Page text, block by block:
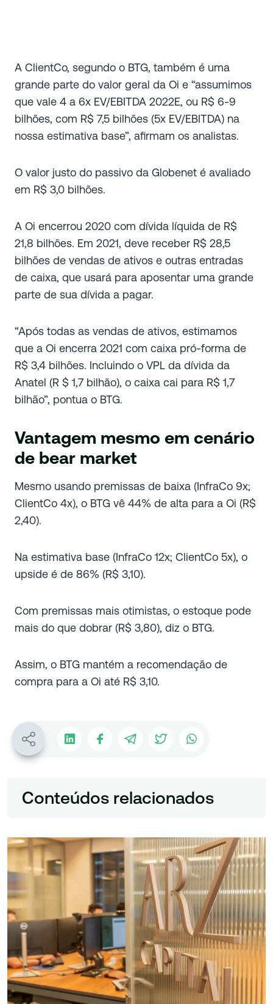
A ClientCo, segundo o BTG, também é uma
grande parte do valor geral da Oi e “assumimos
que vale 4 a 6x EV/EBITDA 2022E, ou R$ 6-9
bilhões, com R$ 7,5 bilhões (5x EV/EBITDA) na
nossa estimativa base”, afirmam os analistas.
O valor justo do passivo da Globenet é avaliado
em R$ 3,0 bilhões.
A Oi encerrou 2020 com dívida líquida de R$
21,8 bilhões. Em 2021, deve receber R$ 28,5
bilhões de vendas de ativos e outras entradas
de caixa, que usará para aposentar uma grande
parte de sua dívida a pagar.
“Após todas as vendas de ativos, estimamos
que a Oi encerra 2021 com caixa pró-forma de
R$ 3,4 bilhões. Incluindo o VPL da dívida da
Anatel (R $ 1,7 bilhão), o caixa cai para R$ 1,7
bilhão”, pontua o BTG.
Vantagem mesmo em cenário
de bear market
Mesmo usando premissas de baixa (InfraCo 9x;
ClientCo 4x), o BTG vê 44% de alta para a Oi (R$
2,40).
Na estimativa base (InfraCo 12x; ClientCo 5x), o
upside é de 86% (R$ 3,10).
Com premissas mais otimistas, o estoque pode
mais do que dobrar (R$ 3,80), diz o BTG.
Assim, o BTG mantém a recomendação de
compra para a Oi até R$ 3,10.
Conteúdos relacionados